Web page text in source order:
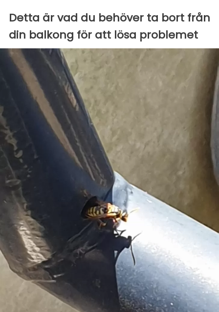
Detta är vad du behöver ta bort från
din balkong för att lösa problemet